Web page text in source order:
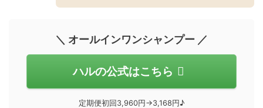
＼ オールインワンシャンプー ／
ハルの公式はこちら
定期便初回3,960円→3,168円♪